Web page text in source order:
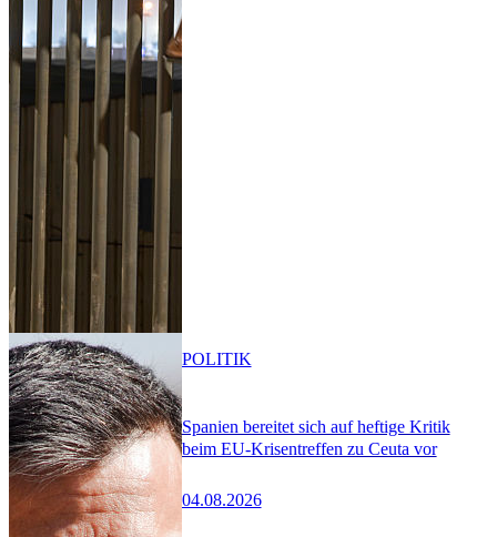
Spanien bereitet sich auf heftige Kritik
beim EU-Krisentreffen zu Ceuta vor
04.08.2026
POLITIK